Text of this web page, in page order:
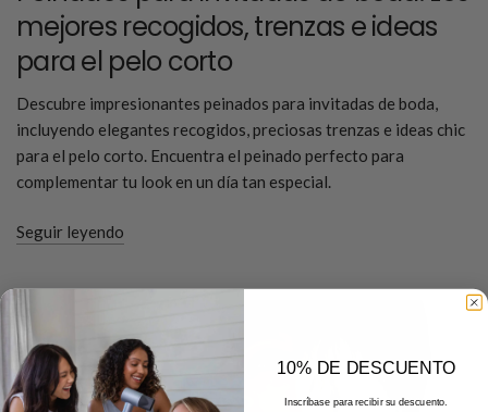
mejores recogidos, trenzas e ideas
para el pelo corto
Descubre impresionantes peinados para invitadas de boda,
incluyendo elegantes recogidos, preciosas trenzas e ideas chic
para el pelo corto. Encuentra el peinado perfecto para
complementar tu look en un día tan especial.
Seguir leyendo
10% DE DESCUENTO
Inscríbase para recibir su descuento.